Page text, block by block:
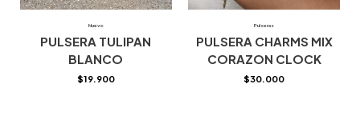
Nuevo
PULSERA TULIPAN
BLANCO
$19.900
Pulseras
PULSERA CHARMS MIX
CORAZON CLOCK
$30.000